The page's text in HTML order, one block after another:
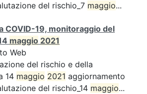
del rischio_7 maggio...
COVID-19, monitoraggio del
maggio 2021
Web
del rischio e della
14 maggio 2021 aggiornamento
del rischio_14 maggio...